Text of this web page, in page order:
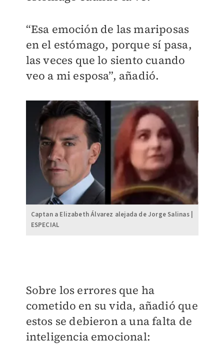
“Esa emoción de las mariposas
en el estómago, porque sí pasa,
las veces que lo siento cuando
veo a mi esposa”, añadió.
Captan a Elizabeth Álvarez alejada de Jorge Salinas |
ESPECIAL
Sobre los errores que ha
cometido en su vida, añadió que
estos se debieron a una falta de
inteligencia emocional: